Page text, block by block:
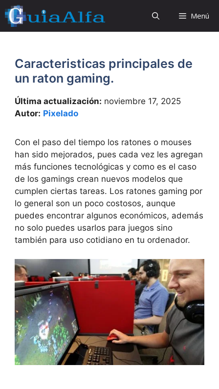
Saltar
al
contenido
Menú
Caracteristicas principales de
un raton gaming.
Última actualización: noviembre 17, 2025
Autor: Pixelado
Con el paso del tiempo los ratones o mouses
han sido mejorados, pues cada vez les agregan
más funciones tecnológicas y como es el caso
de los gamings crean nuevos modelos que
cumplen ciertas tareas. Los ratones gaming por
lo general son un poco costosos, aunque
puedes encontrar algunos económicos, además
no solo puedes usarlos para juegos sino
también para uso cotidiano en tu ordenador.